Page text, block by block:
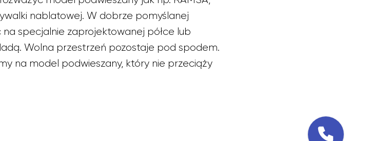
nablatowej. W dobrze pomyślanej
specjalnie zaprojektowanej półce lub
Wolna przestrzeń pozostaje pod spodem.
na model podwieszany, który nie przeciąży